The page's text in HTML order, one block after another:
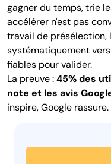
gagner du temps, trie
accélérer n'est pas
travail de présélection,
systématiquement
fiables pour valider.
La preuve :45% des
note et les avis
inspire, Google rassure.